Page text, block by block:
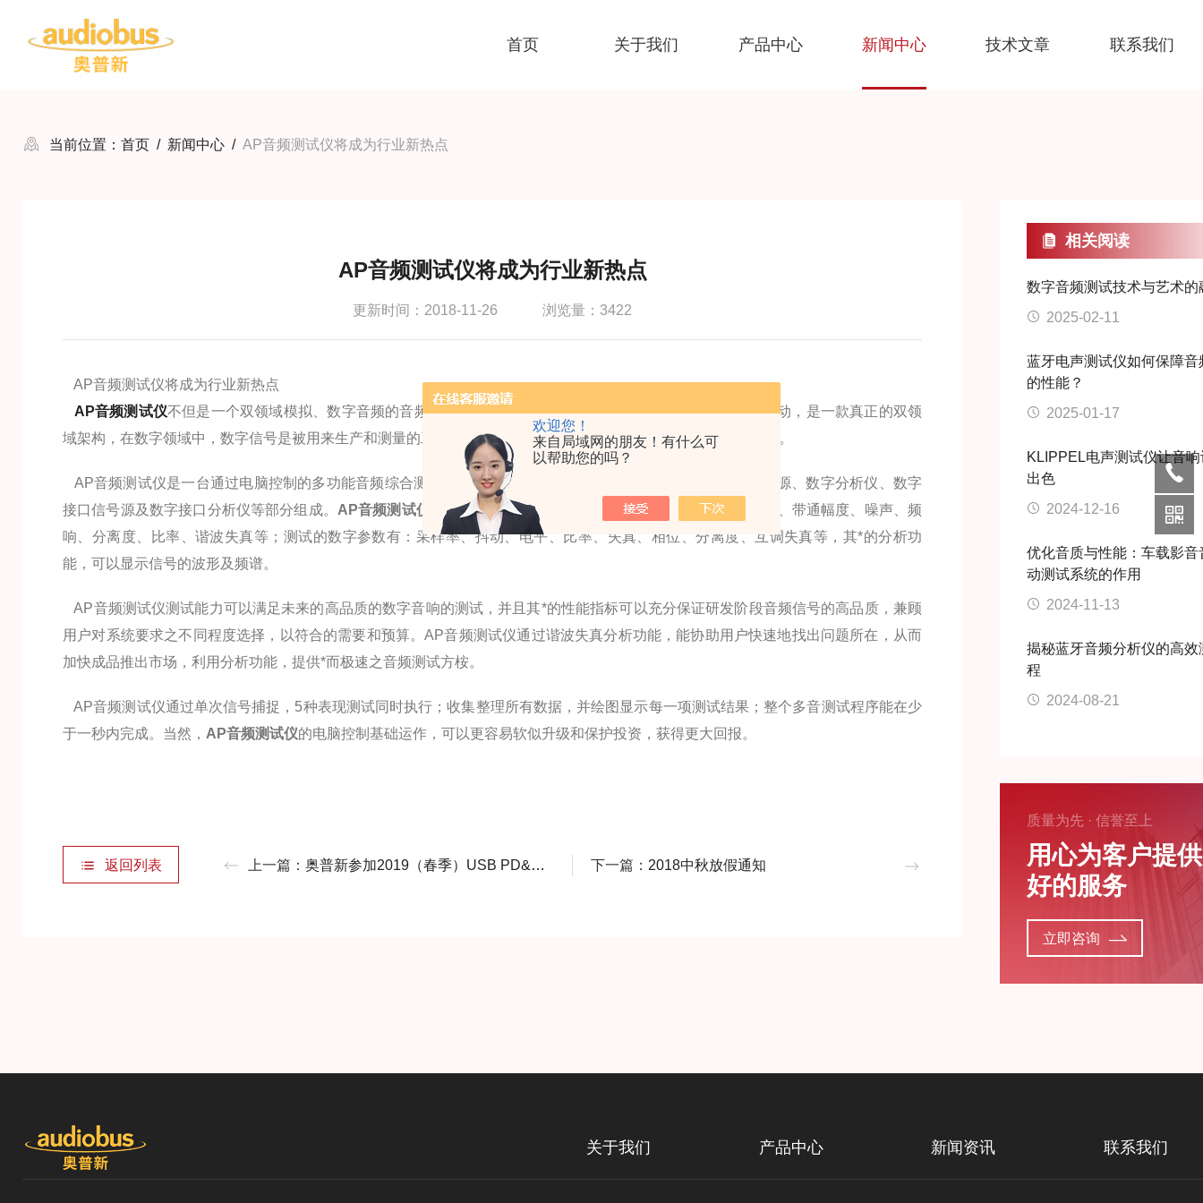
欢迎您！
来自局域网的朋友！有什么可
以帮助您的吗？
首页 关于我们 产品中心 新闻中心 技术文章 联系我们
当前位置： 首页 / 新闻中心 / AP音频测试仪将成为行业新热点
AP音频测试仪将成为行业新热点
更新时间：2018-11-26 浏览量：3422
AP音频测试仪将成为行业新热点
AP音频测试仪不但是一个双领域模拟、数字音频的音频测试仪，而且它还用数字接口产生和测量特征，例如抖动，是一款真正的双领
域架构，在数字领域中，数字信号是被用来生产和测量的工具，它是用在数字音频测量极低失真和剩余噪声的工具。
AP音频测试仪是一台通过电脑控制的多功能音频综合测试系统，它主要由模拟信号源、模拟分析仪、数字信号源、数字分析仪、数字
接口信号源及数字接口分析仪等部分组成。 AP音频测试仪
测试的模拟参数有：频率、电平、失真、信噪比、相位、带通幅度、噪声、频
响、分离度、比率、谐波失真等；测试的数字参数有：采样率、抖动、电平、比率、失真、相位、分离度、互调失真等，其*的分析功
能，可以显示信号的波形及频谱。
AP音频测试仪测试能力可以满足未来的高品质的数字音响的测试，并且其*的性能指标可以充分保证研发阶段音频信号的高品质，兼顾
用户对系统要求之不同程度选择，以符合的需要和预算。AP音频测试仪通过谐波失真分析功能，能协助用户快速地找出问题所在，从而
加快成品推出市场，利用分析功能，提供*而极速之音频测试方桉。
AP音频测试仪通过单次信号捕捉，5种表现测试同时执行；收集整理所有数据，并绘图显示每一项测试结果；整个多音测试程序能在少
于一秒内完成。当然， AP音频测试仪的电脑控制基础运作，可以更容易软似升级和保护投资，获得更大回报。
返回列表 上一篇： 奥普新参加2019（春季）USB PD&Type-C亚洲展，展位A10 下一篇： 2018中秋放假通知
相关阅读
数字音频测试技术与艺术的
2025-02-11
蓝牙电声测试仪如何保障音
的性能？
2025-01-17
KLIPPEL电声测试仪让音
出色
2024-12-16
优化音质与性能：车载影音
动测试系统的作用
2024-11-13
揭秘蓝牙音频分析仪的高效
程
2024-08-21
质量为先 · 信誉至上
用心为客户提
好的服务
立即咨询
关于我们 产品中心 新闻资讯 联系我们